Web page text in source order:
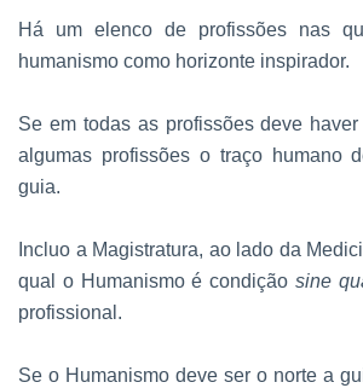
Há um elenco de profissões nas
humanismo como horizonte inspirador.
Se em todas as profissões deve
algumas profissões o traço humano
guia.
Incluo a Magistratura, ao lado da
qual o Humanismo é condição sine
profissional.
Se o Humanismo deve ser o norte a